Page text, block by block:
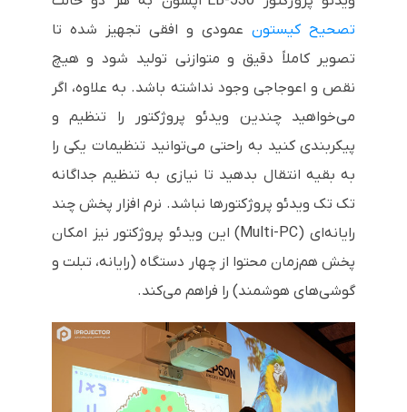
تصحیح کیستونعمودی و افقی تجهیز شده تا
تصویر کاملاً دقیق و متوازنی تولید شود و هیچ
نقص و اعوجاجی وجود نداشته باشد. به علاوه، اگر
می‌خواهید چندین ویدئو پروژکتور را تنظیم و
پیکربندی کنید به راحتی می‌توانید تنظیمات یکی را
به بقیه انتقال بدهید تا نیازی به تنظیم جداگانه
تک تک ویدئو پروژکتورها نباشد. نرم افزار پخش چند
رایانه‌ای (Multi-PC) این ویدئو پروژکتور نیز امکان
پخش هم‌زمان محتوا از چهار دستگاه (رایانه، تبلت و
گوشی‌های هوشمند) را فراهم می‌کند.